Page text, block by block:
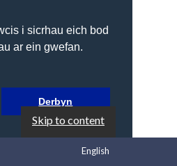
i sicrhau eich bod
ar ein gwefan.
Derbyn
Skip to content
English